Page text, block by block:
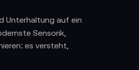
Unterhaltung auf ein
Sensorik,
es versteht,